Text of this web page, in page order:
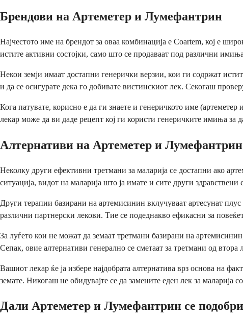
Брендови на Артеметер и Лумефантрин
Најчестото име на брендот за оваа комбинација е Coartem, кој е
истите активни состојки, само што се продаваат под различни
Некои земји имаат достапни генерички верзии, кои ги содржат
и да се осигурате дека го добивате вистинскиот лек. Секогаш
Кога патувате, корисно е да ги знаете и генеричкото име
лекар може да ви даде рецепт кој ги користи генеричките имиња
Алтернативи на Артеметер и Лумефантрин
Неколку други ефективни третмани за маларија се достапни ако
ситуација, видот на маларија што ја имате и сите други
Други терапии базирани на артемисинин вклучуваат артесунат
различни партнерски лекови. Тие се подеднакво ефикасни за
За луѓето кои не можат да земаат третмани базирани на
Сепак, овие алтернативи генерално се сметаат за третмани од
Вашиот лекар ќе ја избере најдобрата алтернатива врз основа на
земате. Никогаш не обидувајте се да замените еден лек за маларија
Дали Артеметер и Лумефантрин се